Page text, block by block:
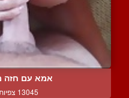
אמא עם חזה
13045 צפיות